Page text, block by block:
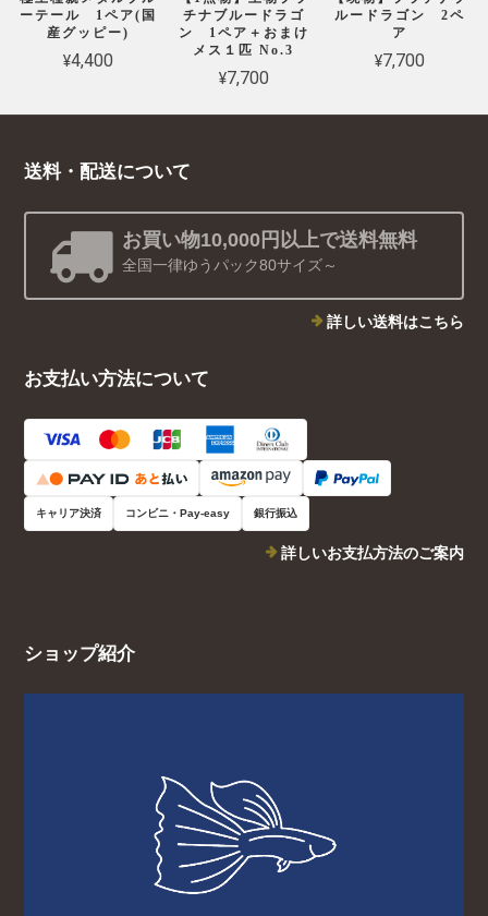
ーテール 1ペア(国
産グッピー)
¥4,400
チナブルードラゴ
ン 1ペア＋おまけ
メス１匹 No.3
¥7,700
ルードラゴン 2ペ
ア
¥7,700
送料・配送について
お買い物10,000円以上で送料無料
全国一律ゆうパック80サイズ～
詳しい送料はこちら
お支払い方法について
キャリア決済 コンビニ・Pay-easy 銀行振込
詳しいお支払方法のご案内
ショップ紹介